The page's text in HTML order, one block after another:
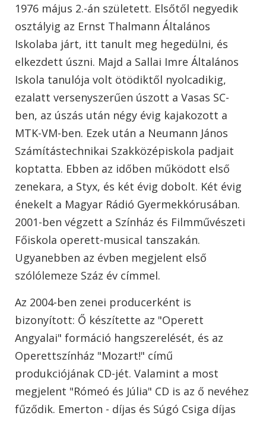
1976 május 2.-án született. Elsőtől negyedik
osztályig az Ernst Thalmann Általános
Iskolaba járt, itt tanult meg hegedülni, és
elkezdett úszni. Majd a Sallai Imre Általános
Iskola tanulója volt ötödiktől nyolcadikig,
ezalatt versenyszerűen úszott a Vasas SC-
ben, az úszás után négy évig kajakozott a
MTK-VM-ben. Ezek után a Neumann János
Számítástechnikai Szakközépiskola padjait
koptatta. Ebben az időben működott első
zenekara, a Styx, és két évig dobolt. Két évig
énekelt a Magyar Rádió Gyermekkórusában.
2001-ben végzett a Színház és Filmművészeti
Főiskola operett-musical tanszakán.
Ugyanebben az évben megjelent első
szólólemeze Száz év címmel.
Az 2004-ben zenei producerként is
bizonyított: Ő készítette az "Operett
Angyalai" formáció hangszerelését, és az
Operettszínház "Mozart!" című
produkciójának CD-jét. Valamint a most
megjelent "Rómeó és Júlia" CD is az ő nevéhez
fűződik. Emerton - díjas és Súgó Csiga díjas